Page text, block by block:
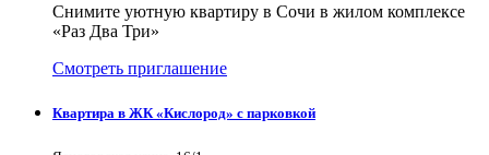
Снимите уютную квартиру в Сочи в жилом комплексе
«Раз Два Три»
Смотреть приглашение
Квартира в ЖК «Кислород» с парковкой